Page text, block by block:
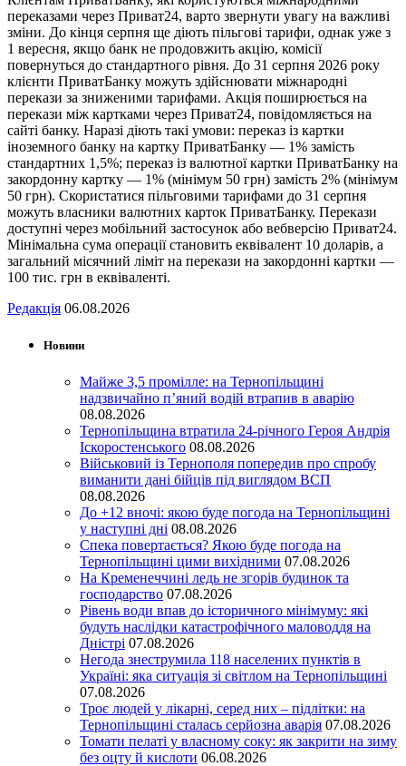
переказами через Приват24, варто звернути увагу на важливі
зміни. До кінця серпня ще діють пільгові тарифи, однак уже з
1 вересня, якщо банк не продовжить акцію, комісії
повернуться до стандартного рівня. До 31 серпня 2026 року
клієнти ПриватБанку можуть здійснювати міжнародні
перекази за зниженими тарифами. Акція поширюється на
перекази між картками через Приват24, повідомляється на
сайті банку. Наразі діють такі умови: переказ із картки
іноземного банку на картку ПриватБанку — 1% замість
стандартних 1,5%; переказ із валютної картки ПриватБанку на
закордонну картку — 1% (мінімум 50 грн) замість 2% (мінімум
50 грн). Скористатися пільговими тарифами до 31 серпня
можуть власники валютних карток ПриватБанку. Перекази
доступні через мобільний застосунок або вебверсію Приват24.
Мінімальна сума операції становить еквівалент 10 доларів, а
загальний місячний ліміт на перекази на закордонні картки —
100 тис. грн в еквіваленті.
Редакція 06.08.2026
Новини
Майже 3,5 промілле: на Тернопільщині
надзвичайно п’яний водій втрапив в аварію
08.08.2026
Тернопільщина втратила 24-річного Героя Андрія
Іскоростенського 08.08.2026
Військовий із Тернополя попередив про спробу
виманити дані бійців під виглядом ВСП
08.08.2026
До +12 вночі: якою буде погода на Тернопільщині
у наступні дні 08.08.2026
Спека повертається? Якою буде погода на
Тернопільщині цими вихідними 07.08.2026
На Кременеччині ледь не згорів будинок та
господарство 07.08.2026
Рівень води впав до історичного мінімуму: які
будуть наслідки катастрофічного маловоддя на
Дністрі 07.08.2026
Негода знеструмила 118 населених пунктів в
Україні: яка ситуація зі світлом на Тернопільщині
07.08.2026
Троє людей у лікарні, серед них – підлітки: на
Тернопільщині сталась серйозна аварія 07.08.2026
Томати пелаті у власному соку: як закрити на зиму
без оцту й кислоти 06.08.2026